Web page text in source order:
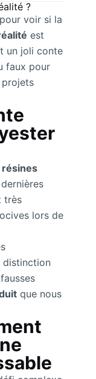
?
voir si la
est
un joli conte
faux pour
résines
très
lors de
distinction
que nous